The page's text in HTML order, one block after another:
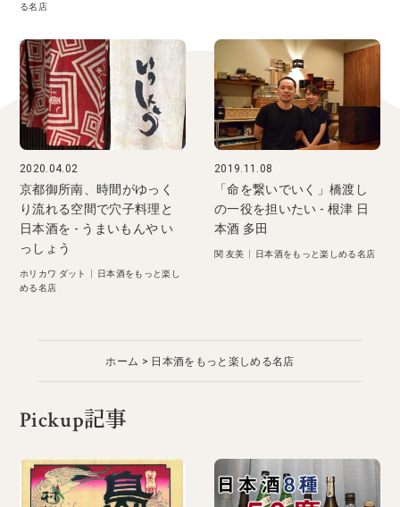
る名店
2020.04.02
京都御所南、時間がゆっく
り流れる空間で穴子料理と
日本酒を - うまいもんや い
っしょう
ホリカワ ダット
日本酒をもっと楽し
める名店
2019.11.08
「命を繋いでいく」橋渡し
の一役を担いたい - 根津 日
本酒 多田
関 友美 日本酒をもっと楽しめる名店
ホーム 日本酒をもっと楽しめる名店
Pickup記事